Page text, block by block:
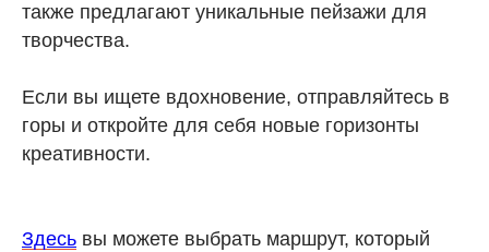
также предлагают уникальные пейзажи для
творчества.
Если вы ищете вдохновение, отправляйтесь в
горы и откройте для себя новые горизонты
креативности.
Здесь вы можете выбрать маршрут, который